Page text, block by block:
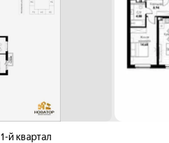
й квартал